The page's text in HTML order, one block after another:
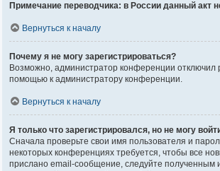
Примечание переводчика: в России данный акт
Вернуться к началу
Почему я не могу зарегистрироваться?
Возможно, администратор конференции отключил
помощью к администратору конференции.
Вернуться к началу
Я только что зарегистрировался, но не могу
Сначала проверьте свои имя пользователя и
некоторых конференциях требуется, чтобы все
прислано email-сообщение, следуйте полученным